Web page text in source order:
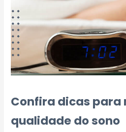
Confira dicas para
qualidade do sono